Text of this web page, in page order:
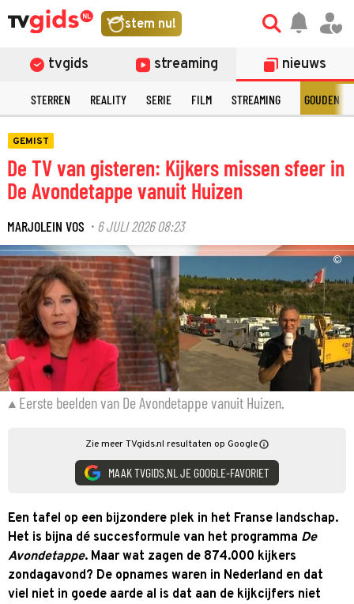
stem nu!
tvgids streaming nieuws
STERREN REALITY SERIE FILM STREAMING GOUDEN
GEMIST
De TV van gisteren: Kijkers missen sfeer in
De Avondetappe vanuit Huizen
MARJOLEIN VOS · 6 JULI 2026 08:23
©
Eerste beelden van De Avondetappe vanuit Huizen.
Zie meer TVgids.nl resultaten op Google
MAAK TVGIDS.NL JE GOOGLE-FAVORIET
Een tafel op een bijzondere plek in het Franse landschap.
Het is bijna dé succesformule van het programma De
Avondetappe. Maar wat zagen de 874.000 kijkers
zondagavond? De opnames waren in Nederland en dat
viel niet in goede aarde al is dat aan de kijkcijfers niet